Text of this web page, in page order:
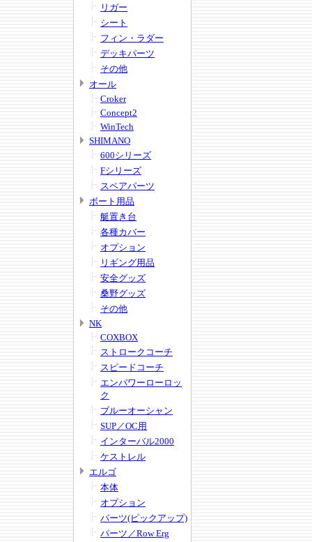
リガー
シート
フィン・ラダー
デッキパーツ
その他
オール
Croker
Concept2
WinTech
SHIMANO
600シリーズ
Fシリーズ
スペアパーツ
ボート用品
艇置き台
各種カバー
オプション
リギング用品
安全グッズ
桑野グッズ
その他
NK
COXBOX
ストロークコーチ
スピードコーチ
エンパワーローロッ
ク
ブルーオーシャン
SUP／OC用
インターバル2000
ケストレル
エルゴ
本体
オプション
パーツ(ピックアップ)
パーツ／Row Erg